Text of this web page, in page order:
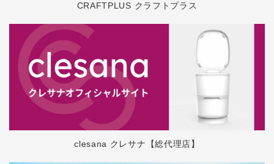
CRAFTPLUS クラフトプラス
clesana クレサナ【総代理店】